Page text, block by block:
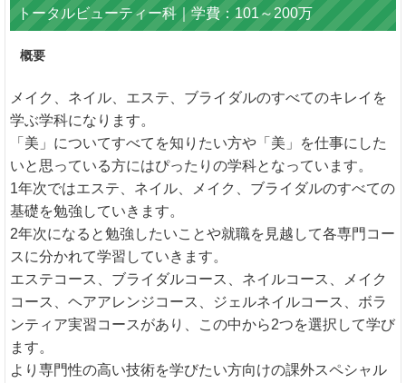
トータルビューティー科｜学費：101～200万
概要
メイク、ネイル、エステ、ブライダルのすべてのキレイを
学ぶ学科になります。
「美」についてすべてを知りたい方や「美」を仕事にした
いと思っている方にはぴったりの学科となっています。
1年次ではエステ、ネイル、メイク、ブライダルのすべての
基礎を勉強していきます。
2年次になると勉強したいことや就職を見越して各専門コー
スに分かれて学習していきます。
エステコース、ブライダルコース、ネイルコース、メイク
コース、ヘアアレンジコース、ジェルネイルコース、ボラ
ンティア実習コースがあり、この中から2つを選択して学び
ます。
より専門性の高い技術を学びたい方向けの課外スペシャル